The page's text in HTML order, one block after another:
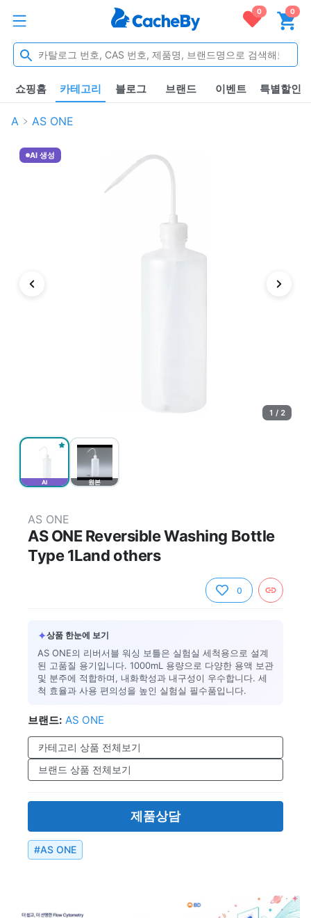
0 0
쇼핑홈 카테고리 블로그 브랜드 이벤트 특별할인
A AS ONE
AI 원본
AI 생성
1 / 2
AS ONE
AS ONE Reversible Washing Bottle
Type 1Land others
0
✦상품 한눈에 보기
AS ONE의 리버서블 워싱 보틀은 실험실 세척용으로 설계
된 고품질 용기입니다. 1000mL 용량으로 다양한 용액 보관
및 분주에 적합하며, 내화학성과 내구성이 우수합니다. 세
척 효율과 사용 편의성을 높인 실험실 필수품입니다.
브랜드: AS ONE
카테고리 상품 전체보기
브랜드 상품 전체보기
제품상담
#AS ONE